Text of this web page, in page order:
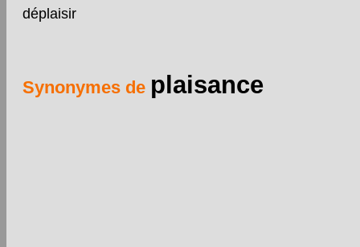
déplaisir
Synonymes de plaisance